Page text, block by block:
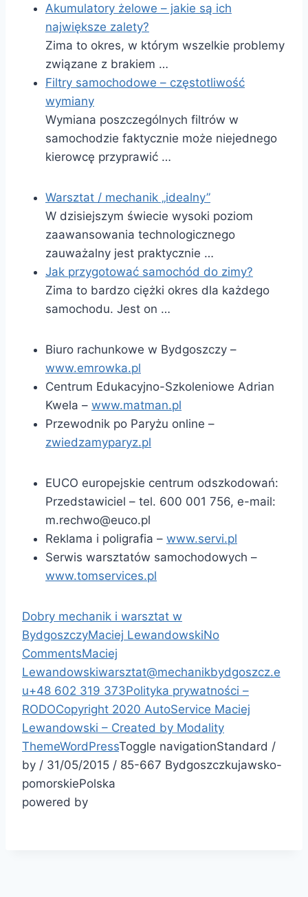
Akumulatory żelowe – jakie są ich
największe zalety?
Zima to okres, w którym wszelkie problemy
związane z brakiem …
Filtry samochodowe – częstotliwość
wymiany
Wymiana poszczególnych filtrów w
samochodzie faktycznie może niejednego
kierowcę przyprawić …
Warsztat / mechanik „idealny”
W dzisiejszym świecie wysoki poziom
zaawansowania technologicznego
zauważalny jest praktycznie …
Jak przygotować samochód do zimy?
Zima to bardzo ciężki okres dla każdego
samochodu. Jest on …
Biuro rachunkowe w Bydgoszczy –
www.emrowka.pl
Centrum Edukacyjno-Szkoleniowe Adrian
Kwela – www.matman.pl
Przewodnik po Paryżu online –
zwiedzamyparyz.pl
EUCO europejskie centrum odszkodowań:
Przedstawiciel – tel. 600 001 756, e-mail:
m.rechwo@euco.pl
Reklama i poligrafia – www.servi.pl
Serwis warsztatów samochodowych –
www.tomservices.pl
Dobry mechanik i warsztat w
BydgoszczyMaciej LewandowskiNo
CommentsMaciej
Lewandowskiwarsztat@mechanikbydgoszcz.e
u+48 602 319 373Polityka prywatności –
RODOCopyright 2020 AutoService Maciej
Lewandowski – Created by Modality
ThemeWordPressToggle navigationStandard /
by / 31/05/2015 / 85-667 Bydgoszczkujawsko-
pomorskiePolska
powered by